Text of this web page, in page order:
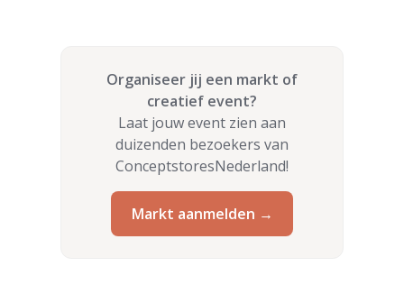
Organiseer jij een markt of
creatief event?
Laat jouw event zien aan
duizenden bezoekers van
ConceptstoresNederland!
Markt aanmelden →